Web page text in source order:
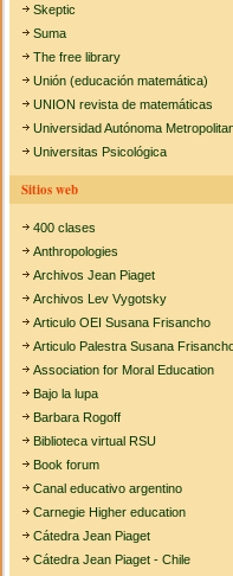
Skeptic
Suma
The free library
Unión (educación matemática)
UNION revista de matemáticas
Universidad Autónoma
Universitas Psicológica
Sitios web
400 clases
Anthropologies
Archivos Jean Piaget
Archivos Lev Vygotsky
Articulo OEI Susana Frisancho
Articulo Palestra Susana
Association for Moral Education
Bajo la lupa
Barbara Rogoff
Biblioteca virtual RSU
Book forum
Canal educativo argentino
Carnegie Higher education
Cátedra Jean Piaget
Cátedra Jean Piaget - Chile